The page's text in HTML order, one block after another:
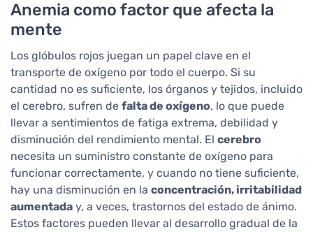
Anemia como factor que afecta la
mente
Los glóbulos rojos juegan un papel clave en el
transporte de oxígeno por todo el cuerpo. Si su
cantidad no es suficiente, los órganos y tejidos, incluido
el cerebro, sufren de falta de oxígeno, lo que puede
llevar a sentimientos de fatiga extrema, debilidad y
disminución del rendimiento mental. El cerebro
necesita un suministro constante de oxígeno para
funcionar correctamente, y cuando no tiene suficiente,
hay una disminución en la concentración, irritabilidad
aumentada y, a veces, trastornos del estado de ánimo.
Estos factores pueden llevar al desarrollo gradual de la